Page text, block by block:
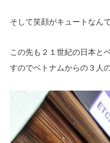
そして笑顔がキュートなん
この先も２１世紀の日本と
すのでベトナムからの３人